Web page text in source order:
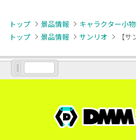
トップ 景品情報 キャラクター小物
トップ
景品情報 サンリオ